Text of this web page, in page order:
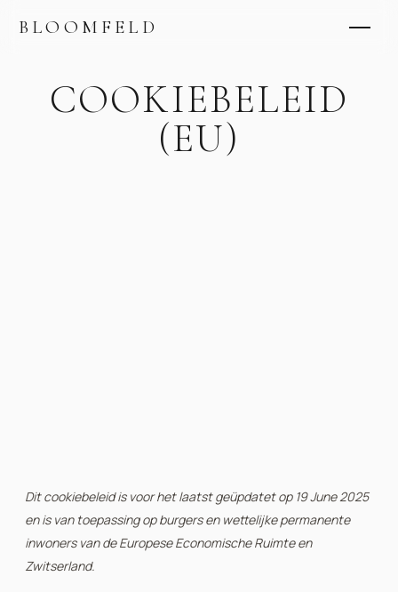
BLOOMFELD
COOKIEBELEID
(EU)
Dit cookiebeleid is voor het laatst geüpdatet op 19 June 2025
en is van toepassing op burgers en wettelijke permanente
inwoners van de Europese Economische Ruimte en
Zwitserland.